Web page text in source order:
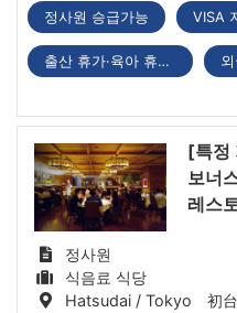
정사원 승급가능 VISA
출산 휴가·육아 휴직 있음
[특정
보너
레스
정사원
식음료 식당
Hatsudai / Tokyo 初